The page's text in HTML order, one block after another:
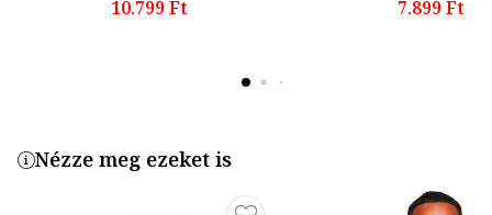
10.799 Ft
7.899 Ft
Nézze meg ezeket is